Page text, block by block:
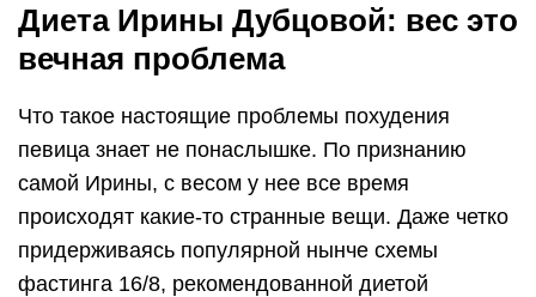
Диета Ирины Дубцовой: вес это
вечная проблема
Что такое настоящие проблемы похудения
певица знает не понаслышке. По признанию
самой Ирины, с весом у нее все время
происходят какие-то странные вещи. Даже четко
придерживаясь популярной нынче схемы
фастинга 16/8, рекомендованной диетой